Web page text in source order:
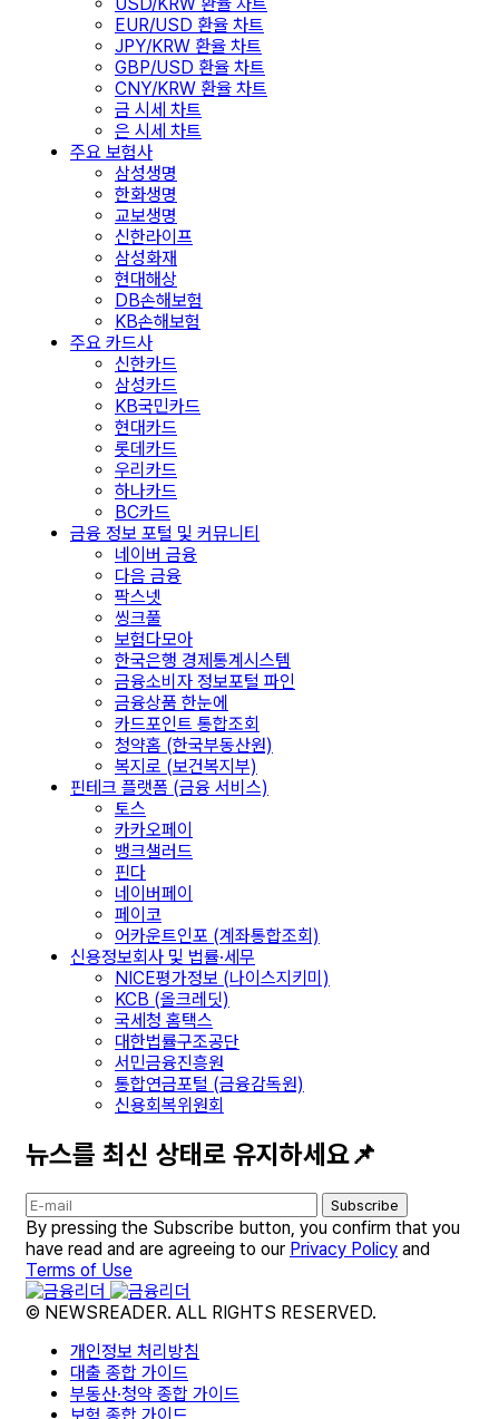
EUR/USD 환율 차트
JPY/KRW 환율 차트
GBP/USD 환율 차트
CNY/KRW 환율 차트
금 시세 차트
은 시세 차트
주요 보험사
삼성생명
한화생명
교보생명
신한라이프
삼성화재
현대해상
DB손해보험
KB손해보험
주요 카드사
신한카드
삼성카드
KB국민카드
현대카드
롯데카드
우리카드
하나카드
BC카드
금융 정보 포털 및 커뮤니티
네이버 금융
다음 금융
팍스넷
씽크풀
보험다모아
한국은행 경제통계시스템
금융소비자 정보포털 파인
금융상품 한눈에
카드포인트 통합조회
청약홈 (한국부동산원)
복지로 (보건복지부)
핀테크 플랫폼 (금융 서비스)
토스
카카오페이
뱅크샐러드
핀다
네이버페이
페이코
어카운트인포 (계좌통합조회)
신용정보회사 및 법률·세무
NICE평가정보 (나이스지키미)
KCB (올크레딧)
국세청 홈택스
대한법률구조공단
서민금융진흥원
통합연금포털 (금융감독원)
신용회복위원회
뉴스를 최신 상태로 유지하세요📌
Subscribe
By pressing the Subscribe button, you confirm that you
have read and are agreeing to our Privacy Policy and
Terms of Use
© NEWSREADER. ALL RIGHTS RESERVED.
개인정보 처리방침
대출 종합 가이드
부동산·청약 종합 가이드